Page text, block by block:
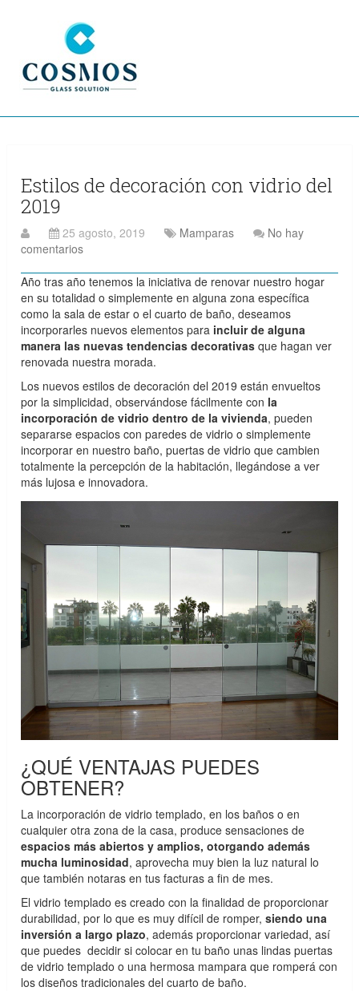
Estilos de decoración con vidrio del
2019
25 agosto, 2019 Mamparas
No hay
comentarios
Año tras año tenemos la iniciativa de renovar nuestro hogar
en su totalidad o simplemente en alguna zona específica
como la sala de estar o el cuarto de baño, deseamos
incorporarles nuevos elementos para incluir de alguna
manera las nuevas tendencias decorativas que hagan ver
renovada nuestra morada.
Los nuevos estilos de decoración del 2019 están envueltos
por la simplicidad, observándose fácilmente con la
incorporación de vidrio dentro de la vivienda, pueden
separarse espacios con paredes de vidrio o simplemente
incorporar en nuestro baño, puertas de vidrio que cambien
totalmente la percepción de la habitación, llegándose a ver
más lujosa e innovadora.
¿QUÉ VENTAJAS PUEDES
OBTENER?
La incorporación de vidrio templado, en los baños o en
cualquier otra zona de la casa, produce sensaciones de
espacios más abiertos y amplios, otorgando además
mucha luminosidad, aprovecha muy bien la luz natural lo
que también notaras en tus facturas a fin de mes.
El vidrio templado es creado con la finalidad de proporcionar
durabilidad, por lo que es muy difícil de romper,siendo una
inversión a largo plazo, además proporcionar variedad, así
que puedes decidir si colocar en tu baño unas lindas puertas
de vidrio templado o una hermosa mampara que romperá con
los diseños tradicionales del cuarto de baño.